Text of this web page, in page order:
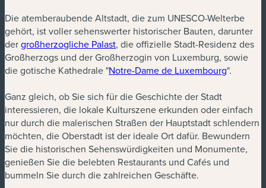
Die atemberaubende Altstadt, die zum UNESCO-Welterbe
gehört, ist voller sehenswerter historischer Bauten, darunter
dergroßherzogliche Palast, die offizielle Stadt-Residenz des
Großherzogs und der Großherzogin von Luxemburg, sowie
die gotische Kathedrale "Notre-Dame de Luxembourg".
Ganz gleich, ob Sie sich für die Geschichte der Stadt
interessieren, die lokale Kulturszene erkunden oder einfach
nur durch die malerischen Straßen der Hauptstadt schlendern
möchten, die Oberstadt ist der ideale Ort dafür. Bewundern
Sie die historischen Sehenswürdigkeiten und Monumente,
genießen Sie die belebten Restaurants und Cafés und
bummeln Sie durch die zahlreichen Geschäfte.